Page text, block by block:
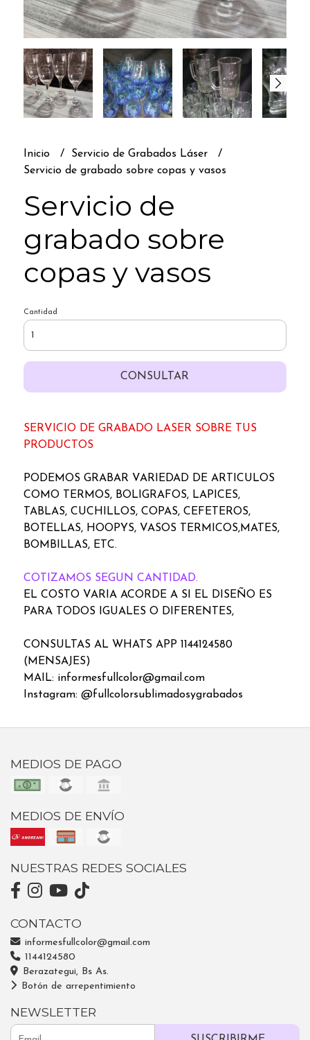
Inicio
Servicio de Grabados Láser
Servicio de grabado sobre copas y vasos
Servicio de
grabado sobre
copas y vasos
Cantidad
CONSULTAR
SERVICIO DE GRABADO LASER SOBRE TUS
PRODUCTOS
PODEMOS GRABAR VARIEDAD DE ARTICULOS
COMO TERMOS, BOLIGRAFOS, LAPICES,
TABLAS, CUCHILLOS, COPAS, CEFETEROS,
BOTELLAS, HOOPYS, VASOS TERMICOS,MATES,
BOMBILLAS, ETC.
COTIZAMOS SEGUN CANTIDAD.
EL COSTO VARIA ACORDE A SI EL DISEÑO ES
PARA TODOS IGUALES O DIFERENTES,
CONSULTAS AL WHATS APP 1144124580
(MENSAJES)
MAIL: informesfullcolor@gmail.com
Instagram: @fullcolorsublimadosygrabados
MEDIOS DE PAGO
MEDIOS DE ENVÍO
NUESTRAS REDES SOCIALES
CONTACTO
informesfullcolor@gmail.com
1144124580
Berazategui, Bs As.
Botón de arrepentimiento
NEWSLETTER